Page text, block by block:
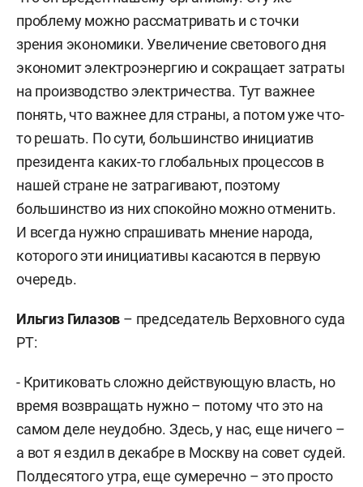
проблему можно рассматривать и с точки
зрения экономики. Увеличение светового дня
экономит электроэнергию и сокращает затраты
на производство электричества. Тут важнее
понять, что важнее для страны, а потом уже что-
то решать. По сути, большинство инициатив
президента каких-то глобальных процессов в
нашей стране не затрагивают, поэтому
большинство из них спокойно можно отменить.
И всегда нужно спрашивать мнение народа,
которого эти инициативы касаются в первую
очередь.
Ильгиз Гилазов – председатель Верховного суда
РТ:
- Критиковать сложно действующую власть, но
время возвращать нужно – потому что это на
самом деле неудобно. Здесь, у нас, еще ничего –
а вот я ездил в декабре в Москву на совет судей.
Полдесятого утра, еще сумеречно – это просто